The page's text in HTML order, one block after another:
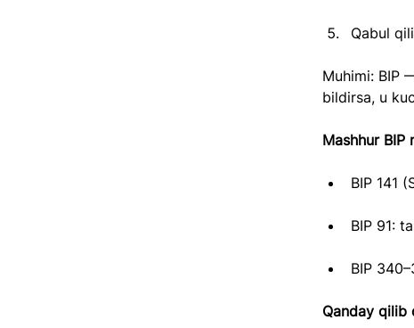
Qabul
Muhimi: BIP
bildirsa, u
Mashhur BIP
BIP 141
BIP 91:
BIP
Qanday qilib